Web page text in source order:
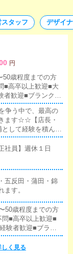
タッフ デザイ
円
50歳程度までの方
■高卒以上歓迎■大
歓迎■ブランクO
で働いてみたいと
！争う中で、最高の
ます☆☆【店長・
して経験を積んで
フ』と同様に、接
だきます。業務に
『経営に関わる
客業務お客様から
いてはご来店さ
予約の確認、会計
していただきま
スタッフについて
、未経験の方でも
や店舗運営に関す
ます。【新規の
社員】週休１日
五反田・蒲田・錦
す。
50歳程度までの方
問■高卒以上歓迎■
験者歓迎■ブラン
ープで働いてみた
です！
く見る